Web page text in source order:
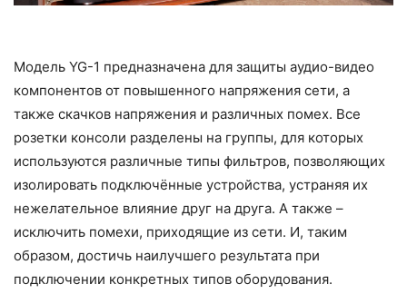
Модель YG-1 предназначена для защиты аудио-видео
компонентов от повышенного напряжения сети, а
также скачков напряжения и различных помех. Все
розетки консоли разделены на группы, для которых
используются различные типы фильтров, позволяющих
изолировать подключённые устройства, устраняя их
нежелательное влияние друг на друга. А также –
исключить помехи, приходящие из сети. И, таким
образом, достичь наилучшего результата при
подключении конкретных типов оборудования.